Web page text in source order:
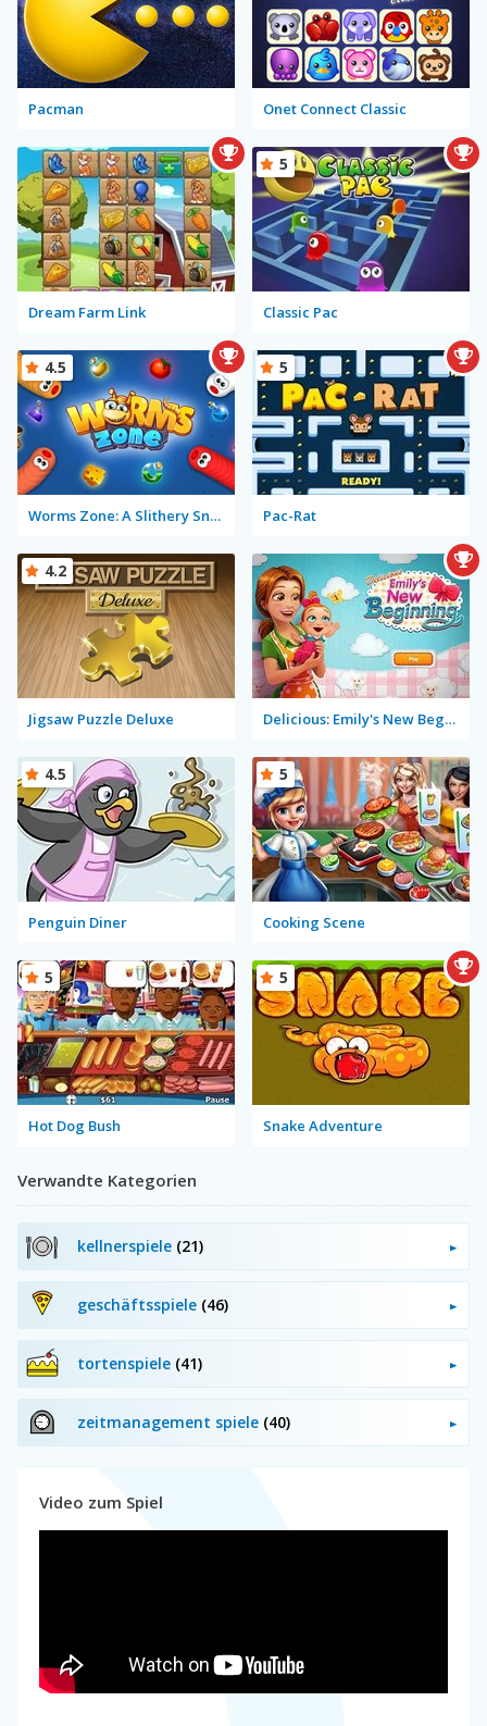
Pacman Onet Connect Classic
Dream Farm Link Classic Pac
5
Worms Zone: A Slithery Snake
4.5
Pac-Rat
5
Jigsaw Puzzle Deluxe
4.2
Delicious: Emily's New Beginning
Penguin Diner
4.5
Cooking Scene
5
Hot Dog Bush
5
Snake Adventure
5
Verwandte Kategorien
kellnerspiele (21)
geschäftsspiele (46)
tortenspiele (41)
zeitmanagement spiele (40)
Video zum Spiel